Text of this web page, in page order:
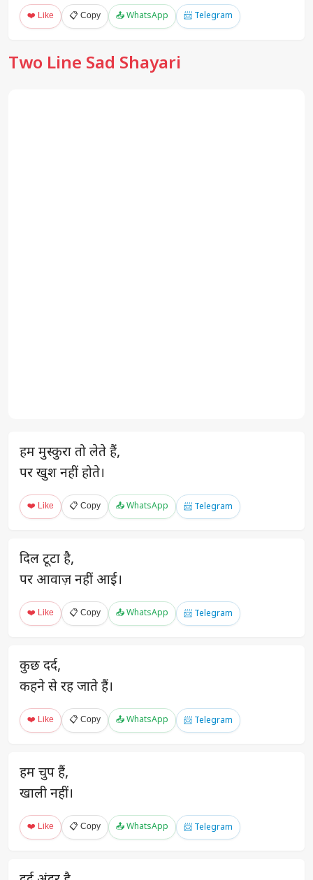
❤️ Like 📋 Copy 📤 WhatsApp 📨 Telegram
Two Line Sad Shayari
हम मुस्कुरा तो लेते हैं,
पर खुश नहीं होते।
❤️ Like 📋 Copy 📤 WhatsApp 📨 Telegram
दिल टूटा है,
पर आवाज़ नहीं आई।
❤️ Like 📋 Copy 📤 WhatsApp 📨 Telegram
कुछ दर्द,
कहने से रह जाते हैं।
❤️ Like 📋 Copy 📤 WhatsApp 📨 Telegram
हम चुप हैं,
खाली नहीं।
❤️ Like 📋 Copy 📤 WhatsApp 📨 Telegram